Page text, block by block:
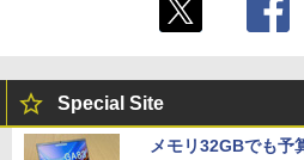
Special Site
メモリ32GBでも予